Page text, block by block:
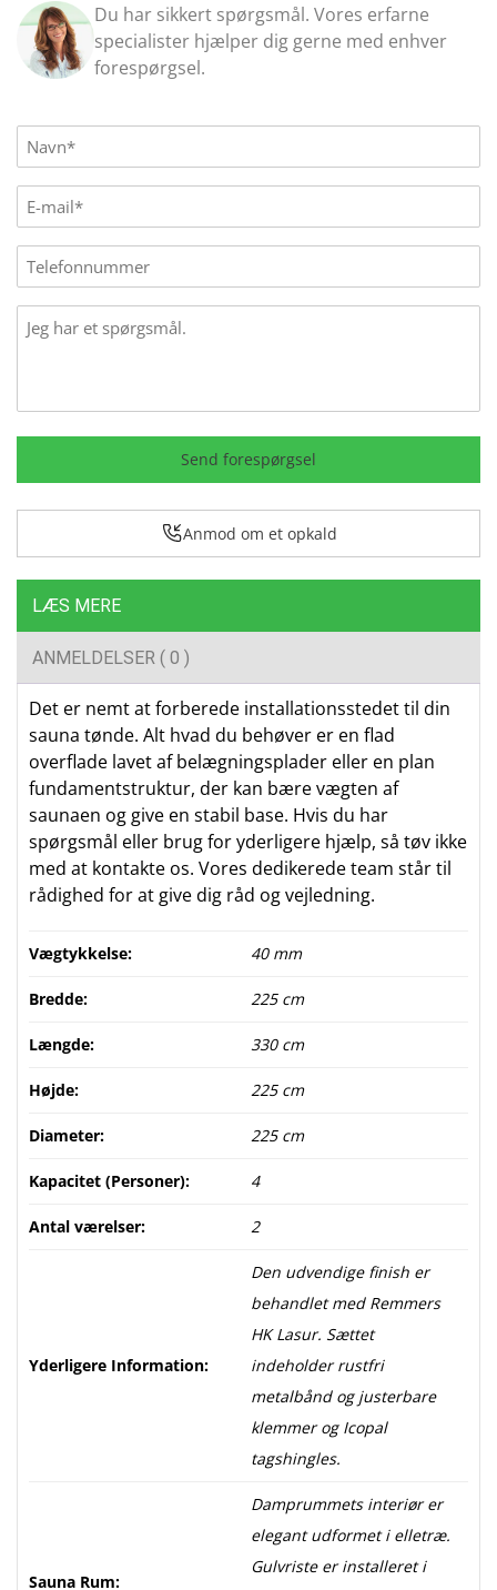
Du har sikkert spørgsmål. Vores erfarne
specialister hjælper dig gerne med enhver
forespørgsel.
Name(Påkrævet)
E-
mail(Påkrævet)
Phone
Message
Send forespørgsel
Anmod om et opkald
LÆS MERE
ANMELDELSER ( 0 )
Det er nemt at forberede installationsstedet til din
sauna tønde. Alt hvad du behøver er en flad
overflade lavet af belægningsplader eller en plan
fundamentstruktur, der kan bære vægten af ​​
saunaen og give en stabil base. Hvis du har
spørgsmål eller brug for yderligere hjælp, så tøv ikke
med at kontakte os. Vores dedikerede team står til
rådighed for at give dig råd og vejledning.
Vægtykkelse: 40 mm
Bredde: 225 cm
Længde: 330 cm
Højde: 225 cm
Diameter: 225 cm
Kapacitet (Personer): 4
Antal værelser: 2
Yderligere Information:
Den udvendige finish er
behandlet med Remmers
HK Lasur. Sættet
indeholder rustfri
metalbånd og justerbare
klemmer og Icopal
tagshingles.
Sauna Rum:
Damprummets interiør er
elegant udformet i elletræ.
Gulvriste er installeret i